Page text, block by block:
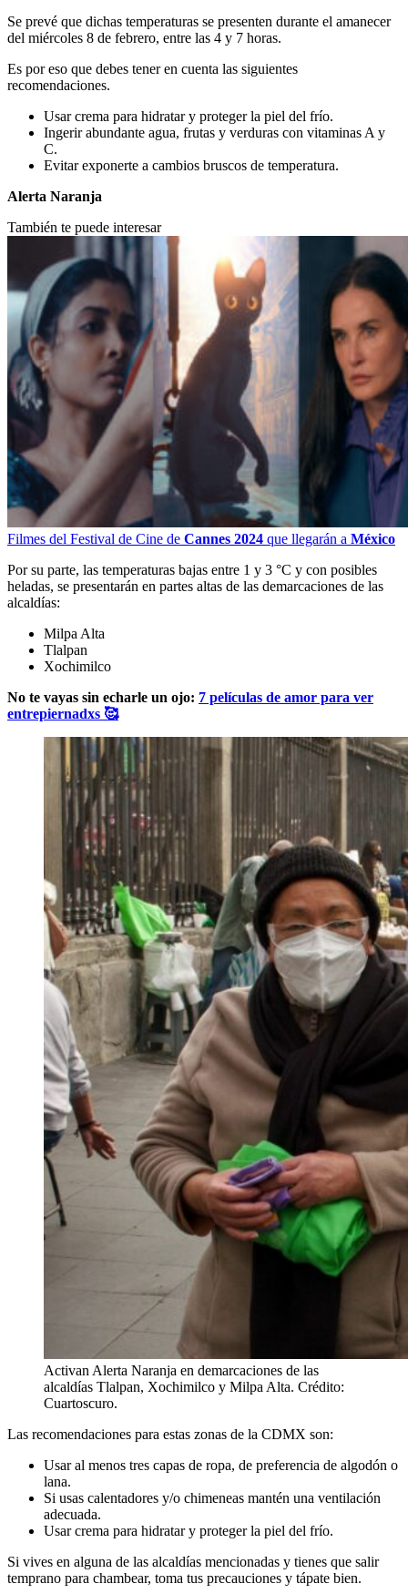
Se prevé que dichas temperaturas se presenten durante el amanecer
del miércoles 8 de febrero, entre las 4 y 7 horas.
Es por eso que debes tener en cuenta las siguientes
recomendaciones.
Usar crema para hidratar y proteger la piel del frío.
Ingerir abundante agua, frutas y verduras con vitaminas A y
C.
Evitar exponerte a cambios bruscos de temperatura.
Alerta Naranja
También te puede interesar
Filmes del Festival de Cine de Cannes 2024 que llegarán a México
Por su parte, las temperaturas bajas entre 1 y 3 °C y con posibles
heladas, se presentarán en partes altas de las demarcaciones de las
alcaldías:
Milpa Alta
Tlalpan
Xochimilco
No te vayas sin echarle un ojo: 7 películas de amor para ver
entrepiernadxs 🥰
Activan Alerta Naranja en demarcaciones de las
alcaldías Tlalpan, Xochimilco y Milpa Alta. Crédito:
Cuartoscuro.
Las recomendaciones para estas zonas de la CDMX son:
Usar al menos tres capas de ropa, de preferencia de algodón o
lana.
Si usas calentadores y/o chimeneas mantén una ventilación
adecuada.
Usar crema para hidratar y proteger la piel del frío.
Si vives en alguna de las alcaldías mencionadas y tienes que salir
temprano para chambear, toma tus precauciones y tápate bien.